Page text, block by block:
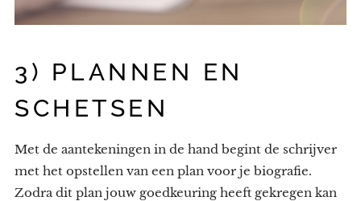
3) PLANNEN EN
SCHETSEN
Met de aantekeningen in de hand begint de schrijver
met het opstellen van een plan voor je biografie.
Zodra dit plan jouw goedkeuring heeft gekregen kan